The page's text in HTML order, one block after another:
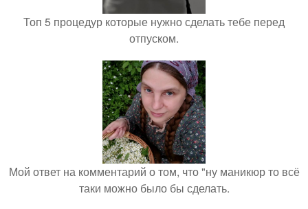
Топ 5 процедур которые нужно сделать тебе перед
отпуском.
Мой ответ на комментарий о том, что "ну маникюр то всё
таки можно было бы сделать.